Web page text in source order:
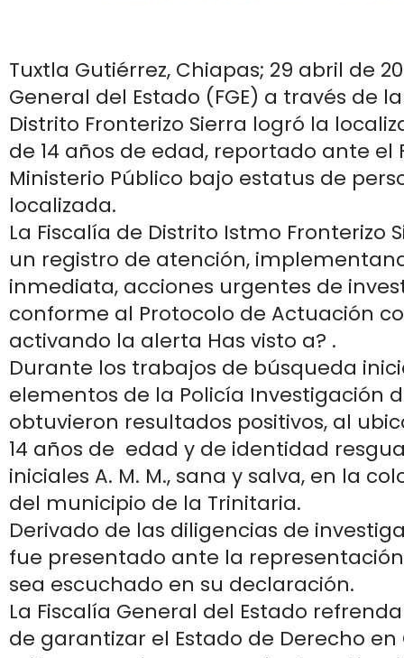
Tuxtla Gutiérrez, Chiapas; 29 abril de
General del Estado (FGE) a través de
Distrito Fronterizo Sierra logró la
de 14 años de edad, reportado ante el
Ministerio Público bajo estatus de
localizada.
La Fiscalía de Distrito Istmo Fronterizo
un registro de atención,
inmediata, acciones urgentes de
conforme al Protocolo de Actuación
activando la alerta Has visto a? .
Durante los trabajos de búsqueda
elementos de la Policía Investigación
obtuvieron resultados positivos, al
14 años de edad y de identidad
iniciales A. M. M., sana y salva, en la
del municipio de la Trinitaria.
Derivado de las diligencias de
fue presentado ante la
sea escuchado en su declaración.
La Fiscalía General del Estado
de garantizar el Estado de Derecho en